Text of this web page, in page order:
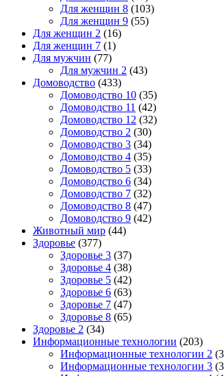
Для женщин 8 (103)
Для женщин 9 (55)
Для женщин 2 (16)
Для женщин 7 (1)
Для мужчин (77)
Для мужчин 2 (43)
Домоводство (433)
Домоводство 10 (35)
Домоводство 11 (42)
Домоводство 12 (32)
Домоводство 2 (30)
Домоводство 3 (34)
Домоводство 4 (35)
Домоводство 5 (33)
Домоводство 6 (34)
Домоводство 7 (32)
Домоводство 8 (47)
Домоводство 9 (42)
Животный мир (44)
Здоровье (377)
Здоровье 3 (37)
Здоровье 4 (38)
Здоровье 5 (42)
Здоровье 6 (63)
Здоровье 7 (47)
Здоровье 8 (65)
Здоровье 2 (34)
Информационные технологии (203)
Информационные технологии 2
Информационные технологии 3